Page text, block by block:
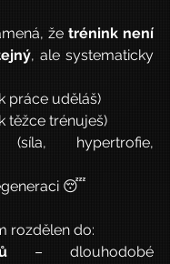
že trénink není
, ale systematicky
práce uděláš)
těžce trénuješ)
(síla, hypertrofie,
😴
rozdělen do:
– dlouhodobé